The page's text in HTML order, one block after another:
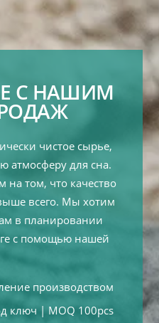
С НАШИМ
чистое сырье,
атмосферу для сна.
на том, что качество
всего. Мы хотим
в планировании
с помощью нашей
производством
ключ | MOQ 100pcs